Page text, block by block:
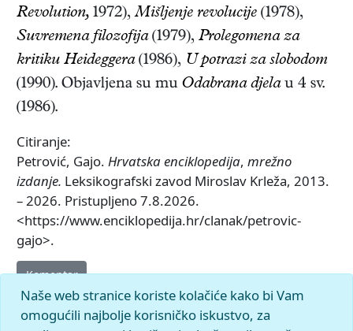
Revolution, 1972),Mišljenje revolucije (1978),
Suvremena filozofija(1979), Prolegomena za
kritiku Heideggera(1986), U potrazi za slobodom
(1990). Objavljena su mu Odabrana djelau 4 sv.
(1986).
Citiranje:
Petrović, Gajo. Hrvatska enciklopedija, mrežno
izdanje. Leksikografski zavod Miroslav Krleža, 2013.
– 2026. Pristupljeno 7.8.2026.
<https://www.enciklopedija.hr/clanak/petrovic-
gajo>.
Komentar
Naše web stranice koriste kolačiće kako bi Vam
omogućili najbolje korisničko iskustvo, za